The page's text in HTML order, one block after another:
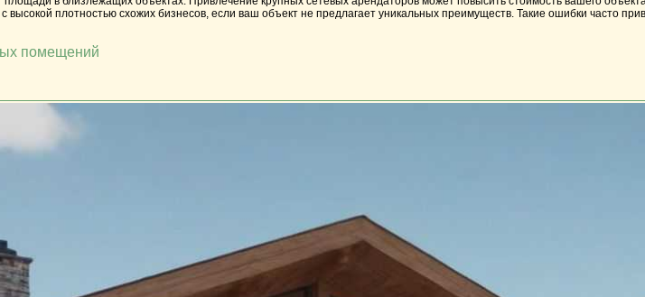
высокой плотностью схожих бизнесов, если ваш объект не предлагает уникальных преимуществ. Такие ошибки часто
помещений